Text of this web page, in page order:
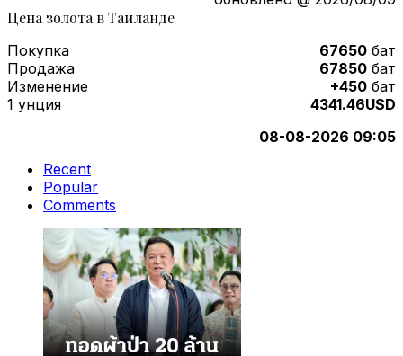
Цена золота в Таиланде
Покупка 67650 бат
Продажа
67850 бат
Изменение
+450 бат
1 унция
4341.46USD
08-08-2026 09:05
Recent
Popular
Comments